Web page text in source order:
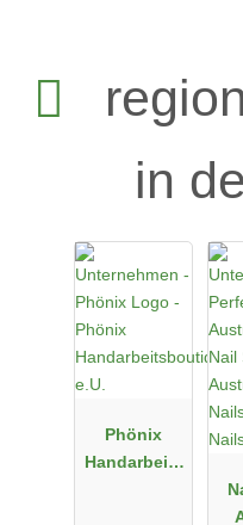
in
Phönix
Handarbeits